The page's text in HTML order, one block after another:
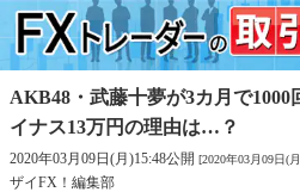
AKB48・武藤十夢が3カ月で1000
イナス13万円の理由は…？
2020年03月09日(月)15:48公開 [2020年03月09日(
ザイFX！編集部